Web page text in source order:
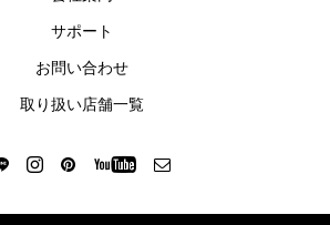
サポート
お問い合わせ
取り扱い店舗一覧